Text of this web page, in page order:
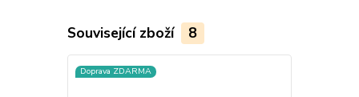
Související zboží 8
Doprava ZDARMA